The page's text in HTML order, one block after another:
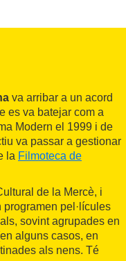
va arribar a un acord
es va batejar com a
Modern el 1999 i de
va passar a gestionar
la Filmoteca de
de la Mercè, i
pel·lícules
sovint agrupades en
alguns casos, en
als nens. Té